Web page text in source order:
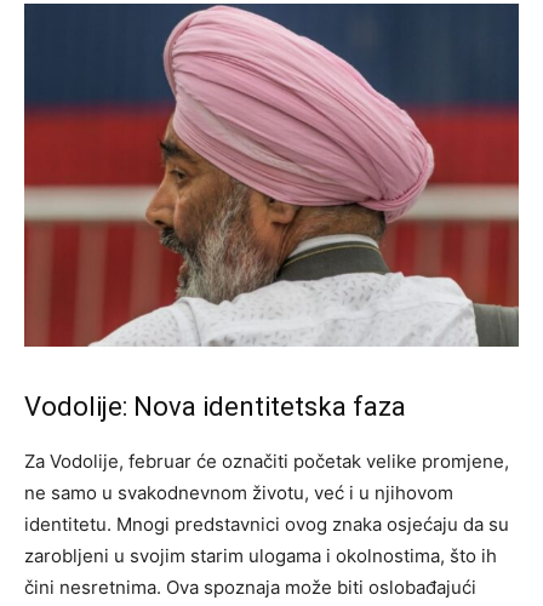
Vodolije: Nova identitetska faza
Za Vodolije, februar će označiti početak velike promjene,
ne samo u svakodnevnom životu, već i u njihovom
identitetu. Mnogi predstavnici ovog znaka osjećaju da su
zarobljeni u svojim starim ulogama i okolnostima, što ih
čini nesretnima. Ova spoznaja može biti oslobađajući